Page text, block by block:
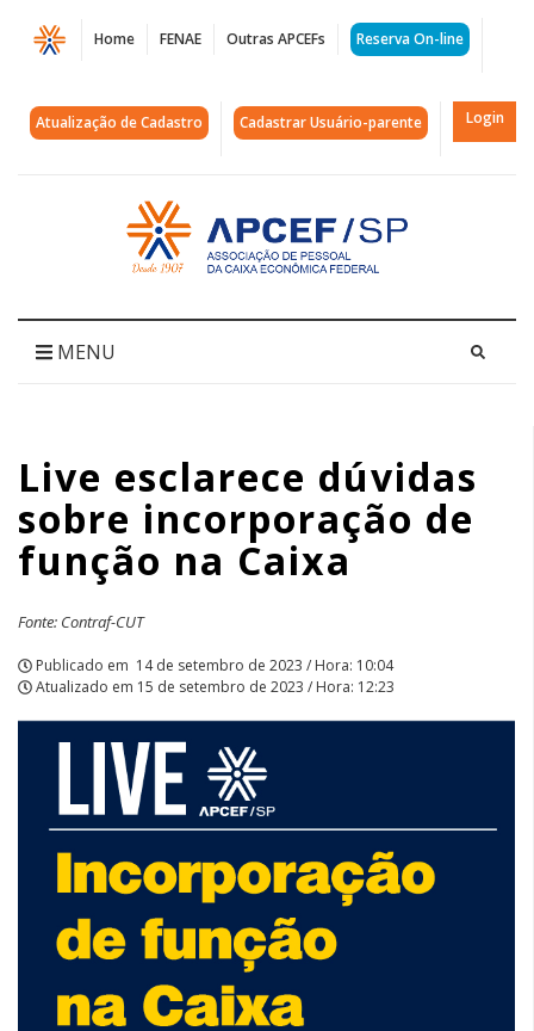
Página
Live
esclarece
incorporação
função
|
APCEF/SP
Home FENAE Outras APCEFs Reserva On-line
Atualização de Cadastro Cadastrar Usuário-parente Login
Acessar
página
inicial
MENU
Live esclarece dúvidas
sobre incorporação de
função na Caixa
Fonte: Contraf-CUT
Publicado em 14 de setembro de 2023 / Hora: 10:04
Atualizado em 15 de setembro de 2023 / Hora: 12:23